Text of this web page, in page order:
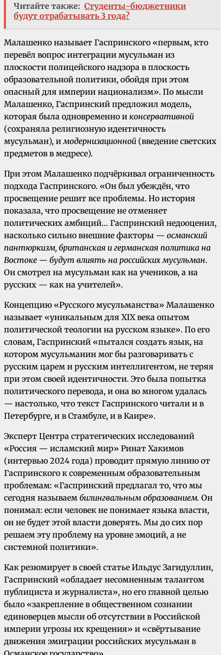
Читайте также: Студенты-бюджетники
будут отрабатывать 3 года?
Малашенко называет Гаспринского «первым, кто
перевёл вопрос интеграции мусульман из
плоскости полицейского надзора в плоскость
образовательной политики, обойдя при этом
опасный для империи национализм». По мысли
Малашенко, Гаспринский предложил модель,
которая была одновременно и консервативной
(сохраняла религиозную идентичность
мусульман), имодернизационной (введение светских
предметов в медресе).
При этом Малашенко подчёркивал ограниченность
подхода Гаспринского. «Он был убеждён, что
просвещение решит все проблемы. Но история
показала, что просвещение не отменяет
политических амбиций… Гаспринский недооценил,
насколько сильно внешние факторы — османский
пантюркизм, британская и германская политика на
Востоке — будут влиять на российских мусульман.
Он смотрел на мусульман как на учеников, а на
русских — как на учителей».
Концепцию «Русского мусульманства» Малашенко
называет «уникальным для XIX века опытом
политической теологии на русском языке». По его
словам, Гаспринский «пытался создать язык, на
котором мусульманин мог бы разговаривать с
русским царем и русским интеллигентом, не теряя
при этом своей идентичности. Это была попытка
политического перевода, и она во многом удалась
— настолько, что текст Гаспринского читали и в
Петербурге, и в Стамбуле, и в Каире».
Эксперт Центра стратегических исследований
«Россия — исламский мир» Ринат Хакимов
(интервью 2024 года) проводит прямую линию от
Гаспринского к современным образовательным
проблемам: «Гаспринский предлагал то, что мы
сегодня называем билингвальным образованием. Он
понимал: если человек не понимает языка власти,
он не будет этой власти доверять. Мы до сих пор
решаем эту проблему на уровне эмоций, а не
системной политики».
Как резюмирует в своей статье Ильдус Загидуллин,
Гаспринский «обладает несомненным талантом
публициста и журналиста», но его главной целью
было «закрепление в общественном сознании
единоверцев мысли об отсутствии в Российской
империи угрозы их крещения» и «свёртывание
движения эмиграции российских мусульман в